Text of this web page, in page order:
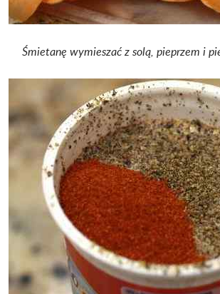
Śmietanę wymieszać z solą, pieprzem i